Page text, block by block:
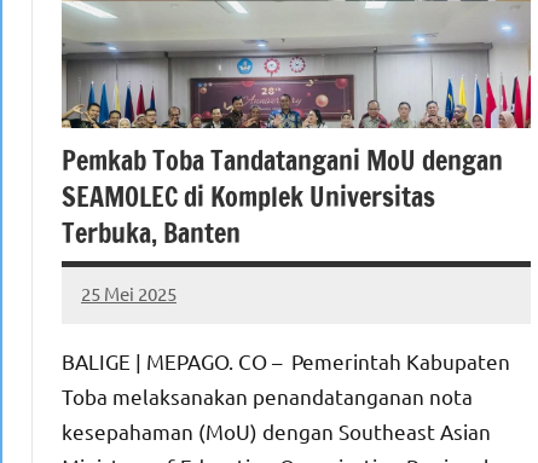
Pemkab Toba Tandatangani MoU dengan
SEAMOLEC di Komplek Universitas
Terbuka, Banten
25 Mei 2025
MEPAGO
No
BALIGE | MEPAGO. CO – Pemerintah Kabupaten
Toba melaksanakan penandatanganan nota
kesepahaman (MoU) dengan Southeast Asian